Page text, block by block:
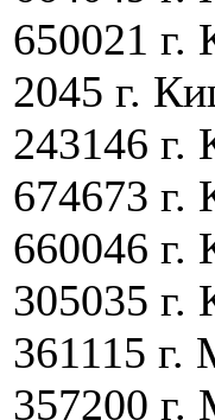
650021 г.
2045 г.
243146 г.
674673 г.
660046 г.
305035 г.
361115 г.
357200 г.